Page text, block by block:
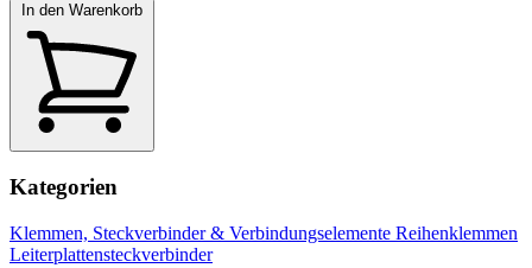
In den Warenkorb
Kategorien
Klemmen, Steckverbinder & Verbindungselemente Reihenklemmen
Leiterplattensteckverbinder